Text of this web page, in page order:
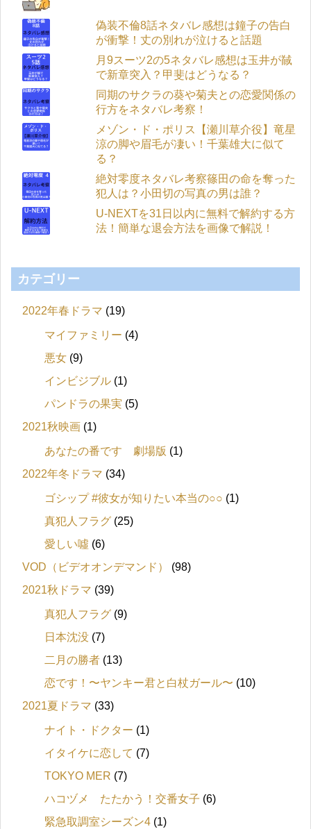
偽装不倫8話ネタバレ感想は鐘子の告白
が衝撃！丈の別れが泣けると話題
月9スーツ2の5ネタバレ感想は玉井が馘
で新章突入？甲斐はどうなる？
同期のサクラの葵や菊夫との恋愛関係の
行方をネタバレ考察！
メゾン・ド・ポリス【瀬川草介役】竜星
涼の脚や眉毛が凄い！千葉雄大に似て
る？
絶対零度ネタバレ考察篠田の命を奪った
犯人は？小田切の写真の男は誰？
U-NEXTを31日以内に無料で解約する方
法！簡単な退会方法を画像で解説！
カテゴリー
2022年春ドラマ (19)
マイファミリー (4)
悪女 (9)
インビジブル (1)
パンドラの果実 (5)
2021秋映画 (1)
あなたの番です 劇場版 (1)
2022年冬ドラマ (34)
ゴシップ #彼女が知りたい本当の○○ (1)
真犯人フラグ (25)
愛しい噓 (6)
VOD（ビデオオンデマンド）
(98)
2021秋ドラマ (39)
真犯人フラグ (9)
日本沈没 (7)
二月の勝者 (13)
恋です！〜ヤンキー君と白杖ガール〜 (10)
2021夏ドラマ (33)
ナイト・ドクター (1)
イタイケに恋して (7)
TOKYO MER (7)
ハコヅメ たたかう！交番女子 (6)
緊急取調室シーズン4 (1)